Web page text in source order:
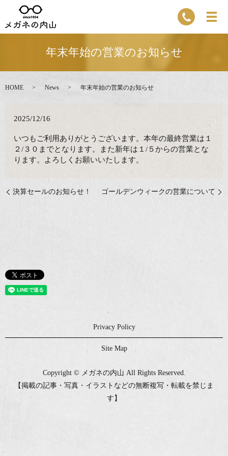
年末年始の営業のお知らせ
HOME News 年末年始の営業のお知らせ
2025/12/16
いつもご利用ありがとうございます。本年の最終営業は１
２/３０までとなります。また新年は１/５からの営業とな
ります。よろしくお願いいたします。
決算セールのお知らせ！ ゴールデンウィークの営業について
Privacy Policy
Site Map
Copyright © メガネの内山 All Rights Reserved.
【掲載の記事・写真・イラストなどの無断複写・転載を禁じま
す】